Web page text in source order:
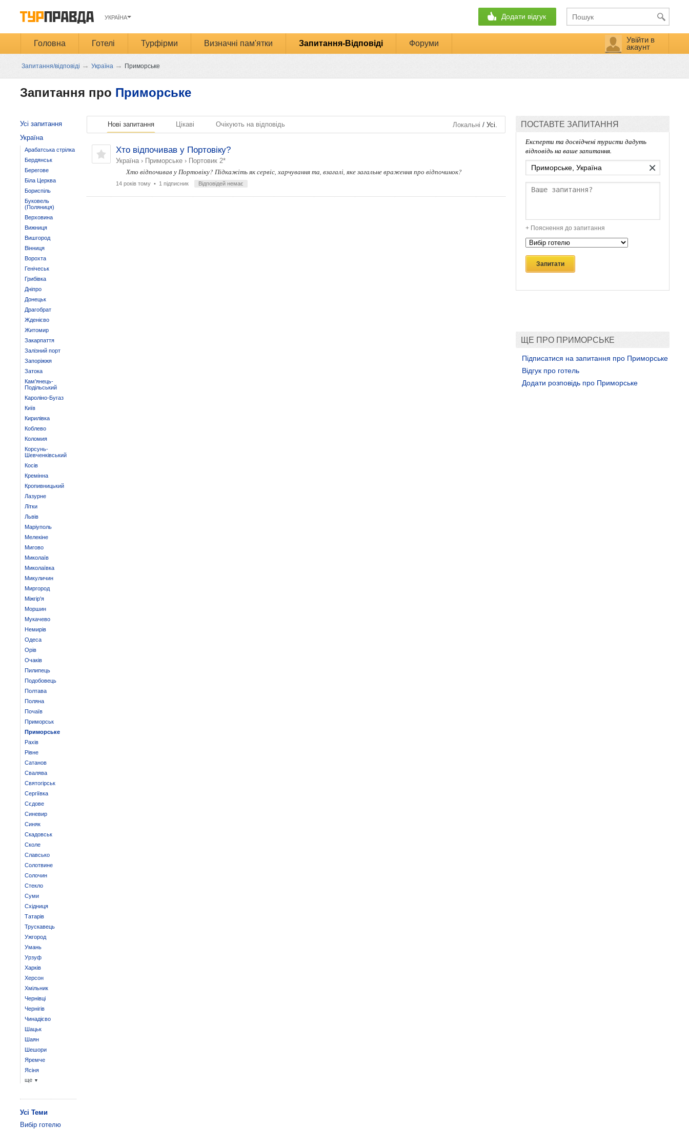
УКРАЇНА Додати відгук
Головна Готелі Турфірми Визначні пам'ятки Запитання-Відповіді Форуми
Увійти в
акаунт
Запитання/відповіді → Україна → Приморське
Запитання про Приморське
ПОСТАВТЕ ЗАПИТАННЯ
Експерти та досвідчені туристи дадуть
відповідь на ваше запитання.
×
+ Пояснення до запитання
Запитати
ЩЕ ПРО ПРИМОРСЬКЕ
Підписатися на запитання про Приморське
Відгук про готель
Додати розповідь про Приморське
Нові запитання Цікаві Очікують на відповідь Локальні / Усі.
Хто відпочивав у Портовіку?
Україна› Приморське› Портовик 2*
Хто відпочивав у Портовіку? Підкажіть як сервіс, харчування та, взагалі, яке загальне враження про відпочинок?
14 років тому• 1 підписник Відповідей немає
Усі запитання
Україна
Арабатська стрілка
Бердянськ
Берегове
Біла Церква
Бориспіль
Буковель
(Поляниця)
Верховина
Вижниця
Вишгород
Вінниця
Ворохта
Генічеськ
Грибівка
Дніпро
Донецьк
Драгобрат
Жденієво
Житомир
Закарпаття
Залізний порт
Запоріжжя
Затока
Кам'янець-
Подільський
Кароліно-Бугаз
Київ
Кирилівка
Коблево
Коломия
Корсунь-
Шевченківський
Косів
Кремінна
Кропивницький
Лазурне
Літки
Львів
Маріуполь
Мелекіне
Мигово
Миколаїв
Миколаївка
Микуличин
Миргород
Міжгір'я
Моршин
Мукачево
Немирів
Одеса
Орів
Очаків
Пилипець
Подобовець
Полтава
Поляна
Почаїв
Приморськ
Приморське
Рахів
Рівне
Сатанов
Свалява
Святогірськ
Сергіївка
Сєдове
Синевир
Синяк
Скадовськ
Сколе
Славсько
Солотвине
Солочин
Стекло
Суми
Східниця
Татарів
Трускавець
Ужгород
Умань
Урзуф
Харків
Херсон
Хмільник
Чернівці
Чернігів
Чинадієво
Шацьк
Шаян
Шешори
Яремче
Ясіня
ще ▼
Усі Теми
Вибір готелю